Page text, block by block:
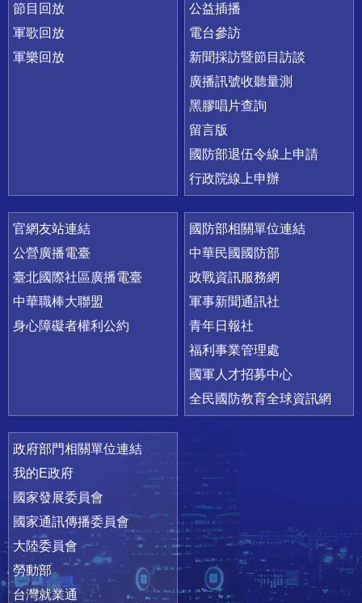
節目回放
軍歌回放
軍樂回放
公益插播
電台參訪
新聞採訪暨節目訪談
廣播訊號收聽量測
黑膠唱片查詢
留言版
國防部退伍令線上申請
行政院線上申辦
官網友站連結
公營廣播電臺
臺北國際社區廣播電臺
中華職棒大聯盟
身心障礙者權利公約
國防部相關單位連結
中華民國國防部
政戰資訊服務網
軍事新聞通訊社
青年日報社
福利事業管理處
國軍人才招募中心
全民國防教育全球資訊網
政府部門相關單位連結
我的E政府
國家發展委員會
國家通訊傳播委員會
大陸委員會
勞動部
台灣就業通